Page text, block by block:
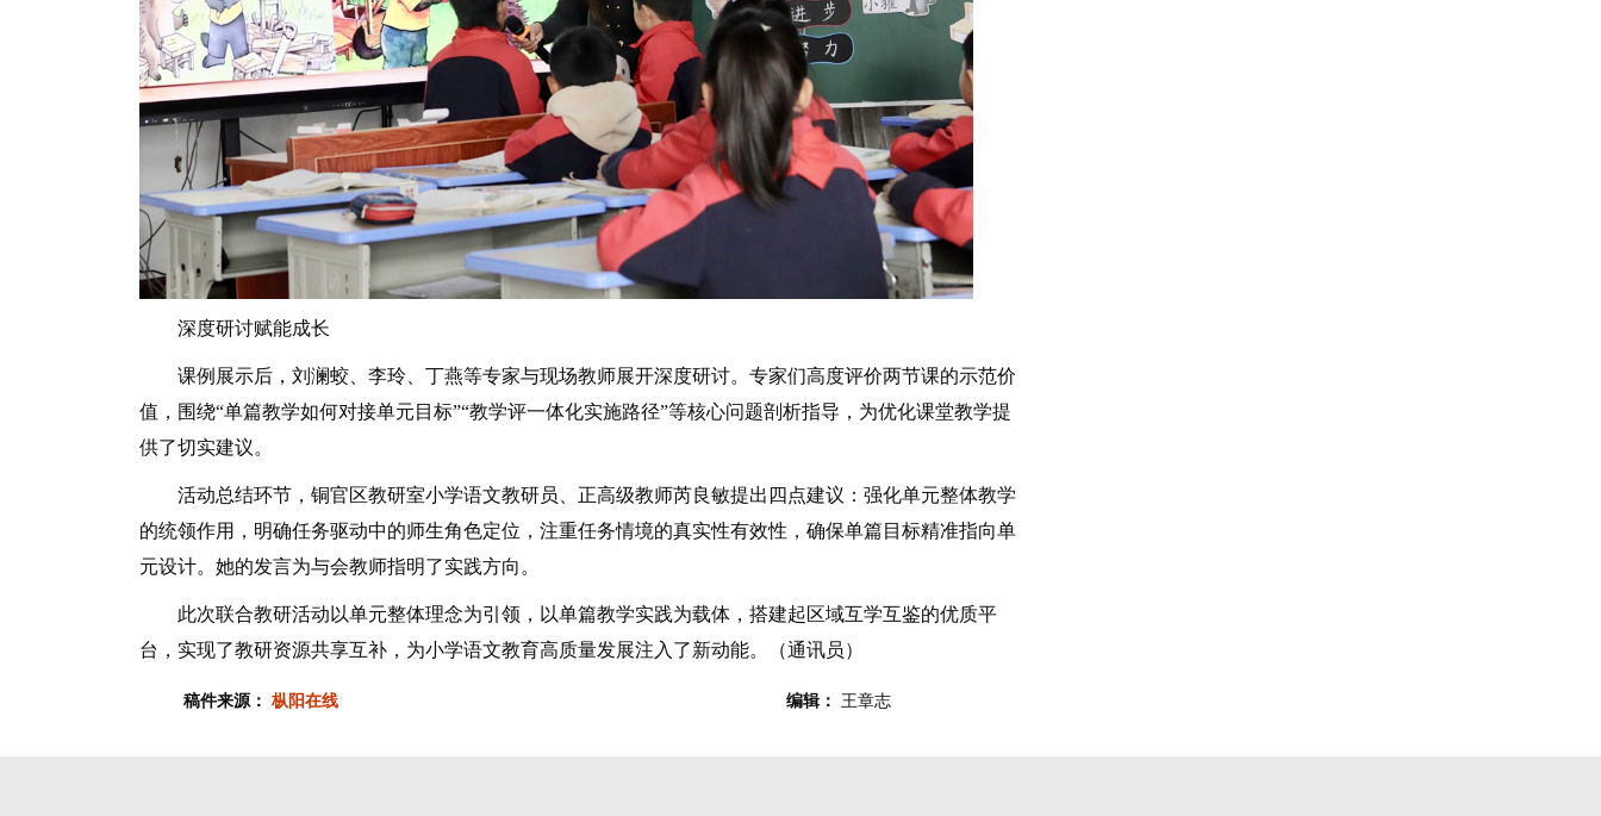
深度研讨赋能成长
课例展示后，刘澜蛟、李玲、丁燕等专家与现场教师展开深度研讨。专家们高度评价两节课的示范价
值，围绕“单篇教学如何对接单元目标”“教学评一体化实施路径”等核心问题剖析指导，为优化课堂教学提
供了切实建议。
活动总结环节，铜官区教研室小学语文教研员、正高级教师芮良敏提出四点建议：强化单元整体教学
的统领作用，明确任务驱动中的师生角色定位，注重任务情境的真实性有效性，确保单篇目标精准指向单
元设计。她的发言为与会教师指明了实践方向。
此次联合教研活动以单元整体理念为引领，以单篇教学实践为载体，搭建起区域互学互鉴的优质平
台，实现了教研资源共享互补，为小学语文教育高质量发展注入了新动能。（通讯员）
稿件来源： 枞阳在线 编辑： 王章志